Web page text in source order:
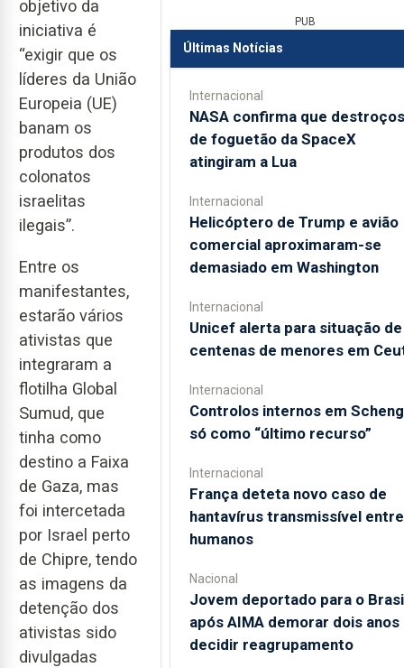
objetivo da
iniciativa é
“exigir que os
líderes da União
Europeia (UE)
banam os
produtos dos
colonatos
israelitas
ilegais”.
Entre os
manifestantes,
estarão vários
ativistas que
integraram a
flotilha Global
Sumud, que
tinha como
destino a Faixa
de Gaza, mas
foi intercetada
por Israel perto
de Chipre, tendo
as imagens da
detenção dos
ativistas sido
divulgadas
PUB
Últimas Notícias
Internacional
NASA confirma que destroços
de foguetão da SpaceX
atingiram a Lua
Internacional
Helicóptero de Trump e avião
comercial aproximaram-se
demasiado em Washington
Internacional
Unicef alerta para situação de
centenas de menores em
Internacional
Controlos internos em
só como “último recurso”
Internacional
França deteta novo caso de
hantavírus transmissível entre
humanos
Nacional
Jovem deportado para o
após AIMA demorar dois anos
decidir reagrupamento